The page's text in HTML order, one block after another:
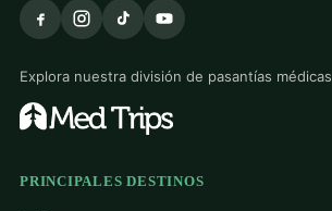
Explora nuestra división de pasantías médicas
PRINCIPALES DESTINOS